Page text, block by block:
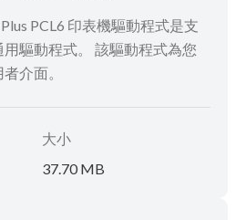
PCL6 印表機驅動程式是支
驅動程式。 該驅動程式為您
介面。
大小
37.70 MB